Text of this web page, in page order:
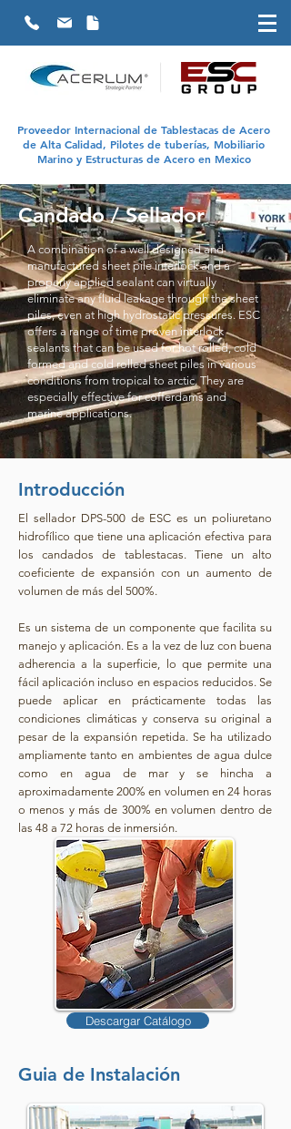
Proveedor Internacional de Tablestacas de Acero
de Alta Calidad, Pilotes de tuberías, Mobiliario
Marino y Estructuras de Acero en Mexico
Candado / Sellador
A combination of a well designed and
manufactured sheet pile interlock and a
properly applied sealant can virtually
eliminate any fluid leakage through the sheet
piles, even at high hydrostatic pressures. ESC
offers a range of time proven interlock
sealants that can be used for hot rolled, cold
formed and cold rolled sheet piles in various
conditions from tropical to arctic. They are
especially effective for cofferdams and
marine applications.
Introducción
El sellador DPS-500 de ESC es un poliuretano
hidrofílico que tiene una aplicación efectiva para
los candados de tablestacas. Tiene un alto
coeficiente de expansión con un aumento de
volumen de más del 500%.
Es un sistema de un componente que facilita su
manejo y aplicación. Es a la vez de luz con buena
adherencia a la superficie, lo que permite una
fácil aplicación incluso en espacios reducidos. Se
puede aplicar en prácticamente todas las
condiciones climáticas y conserva su original a
pesar de la expansión repetida. Se ha utilizado
ampliamente tanto en ambientes de agua dulce
como en agua de mar y se hincha a
aproximadamente 200% en volumen en 24 horas
o menos y más de 300% en volumen dentro de
las 48 a 72 horas de inmersión.
Descargar Catálogo
Guia de Instalación